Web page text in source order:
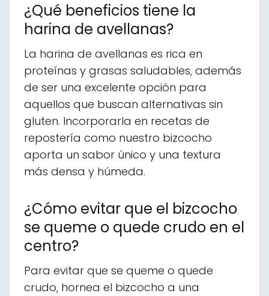
¿Qué beneficios tiene la
harina de avellanas?
La harina de avellanas es rica en
proteínas y grasas saludables, además
de ser una excelente opción para
aquellos que buscan alternativas sin
gluten. Incorporarla en recetas de
repostería como nuestro bizcocho
aporta un sabor único y una textura
más densa y húmeda.
¿Cómo evitar que el bizcocho
se queme o quede crudo en el
centro?
Para evitar que se queme o quede
crudo, hornea el bizcocho a una